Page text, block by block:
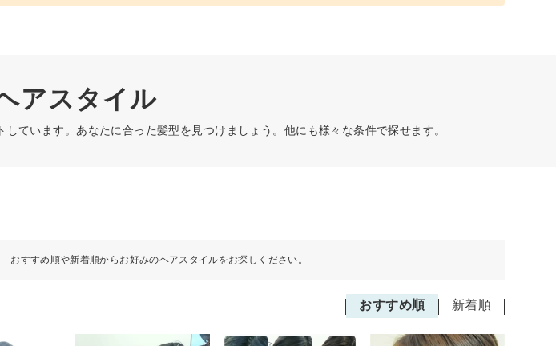
アスタイル
ています。あなたに合った髪型を見つけましょう。他にも様々な条件で探せます。
おすすめ順や新着順からお好みのヘアスタイルをお探しください。
おすすめ順 新着順